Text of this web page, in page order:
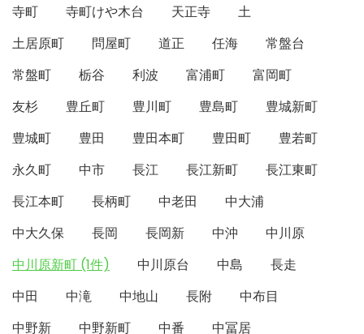
寺町
寺町けや木台 天正寺
土
土居原町
問屋町 道正 任海
常盤台
常盤町
栃谷 利波 富浦町
富岡町
友杉
豊丘町 豊川町 豊島町
豊城新町
豊城町
豊田 豊田本町 豊田町
豊若町
永久町
中市 長江 長江新町
長江東町
長江本町
長柄町 中老田
中大浦
中大久保
長岡 長岡新 中沖
中川原
中川原新町 (1件)
中川原台 中島
長走
中田
中滝 中地山 長附
中布目
中野新
中野新町 中番
中冨居